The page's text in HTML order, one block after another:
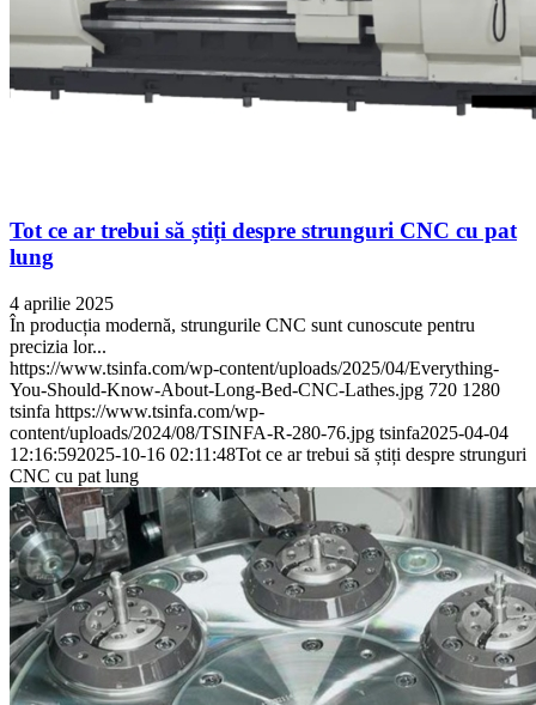
Tot ce ar trebui să știți despre strunguri CNC cu pat
lung
4 aprilie 2025
În producția modernă, strungurile CNC sunt cunoscute pentru
precizia lor...
https://www.tsinfa.com/wp-content/uploads/2025/04/Everything-
You-Should-Know-About-Long-Bed-CNC-Lathes.jpg 720 1280
tsinfa https://www.tsinfa.com/wp-
content/uploads/2024/08/TSINFA-R-280-76.jpg tsinfa2025-04-04
12:16:592025-10-16 02:11:48Tot ce ar trebui să știți despre strunguri
CNC cu pat lung